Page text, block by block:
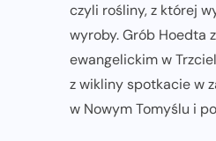
czyli rośliny, z której
wyroby. Grób Hoedta
ewangelickim w
z wikliny spotkacie w
w Nowym Tomyślu i